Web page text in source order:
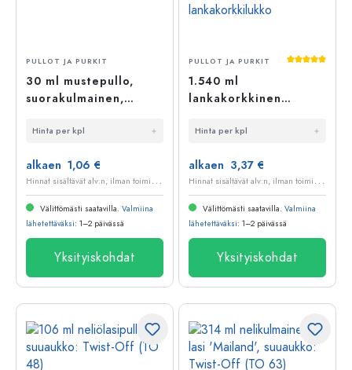
PULLOT JA PURKIT
30 ml mustepullo,
suorakulmainen,
Hinta per kpl
alkaen 1,06 €
H
innat sisältävät alv:n, ilman toimituskuluja
Välittömästi saatavilla. Valmiina
lähetettäväksi: 1–2 päivässä
Yksityiskohdat
PULLOT JA PURKIT
1.540 ml
lankakorkkinen
neliömäinen,
lankakorkkilukko
Hinta per kpl
alkaen 3,37 €
H
innat sisältävät alv:n, ilman toimituskuluja
Välittömästi saatavilla. Valmiina
lähetettäväksi: 1–2 päivässä
Yksityiskohdat